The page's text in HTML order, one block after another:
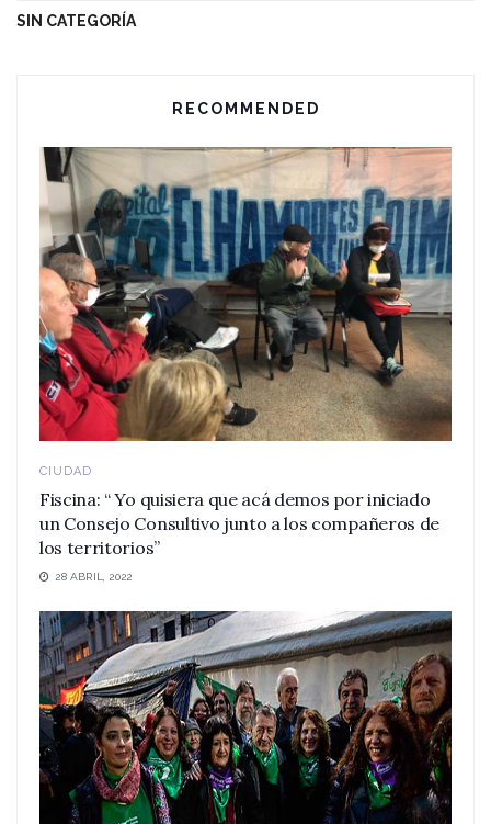
SIN CATEGORÍA
RECOMMENDED
CIUDAD
Fiscina: “ Yo quisiera que acá demos por iniciado
un Consejo Consultivo junto a los compañeros de
los territorios”
28 ABRIL, 2022